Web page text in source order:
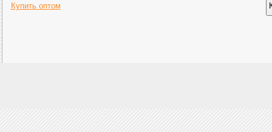
Купить оптом